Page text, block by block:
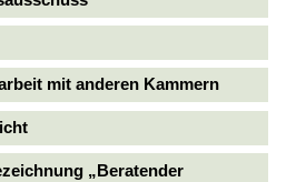
mit anderen Kammern
„Beratender